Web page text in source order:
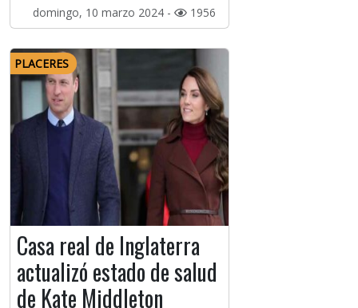
domingo, 10 marzo 2024 - 1956
PLACERES
Casa real de Inglaterra
actualizó estado de salud
de Kate Middleton